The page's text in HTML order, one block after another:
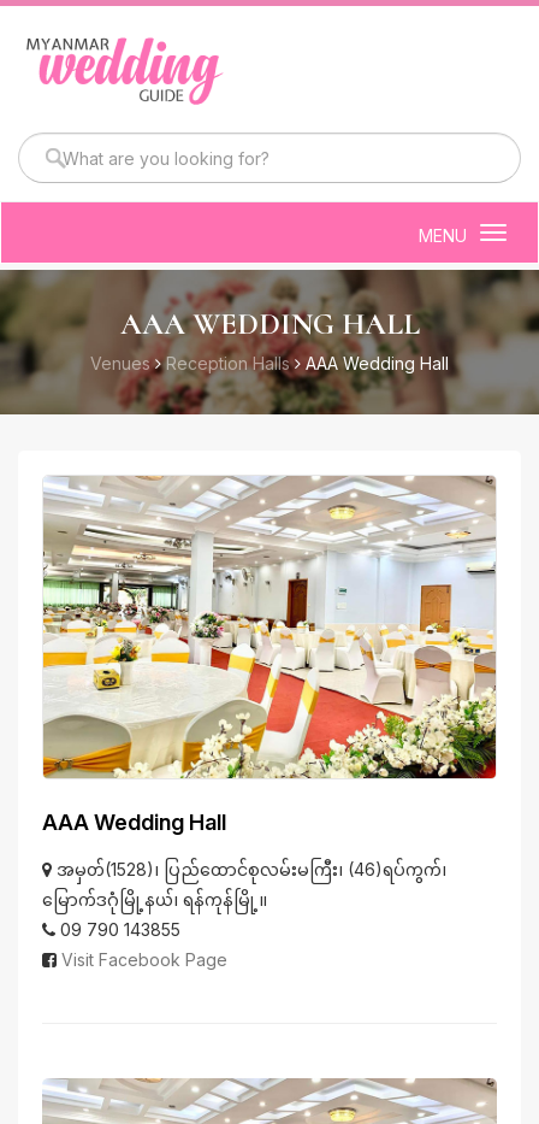
MENU
AAA WEDDING HALL
Venues Reception Halls AAA Wedding Hall
AAA Wedding Hall
အမှတ်(1528)၊ ပြည်ထောင်စုလမ်းမကြီး၊ (46)ရပ်ကွက်၊
မြောက်ဒဂုံမြို့နယ်၊ ရန်ကုန်မြို့။
09 790 143855
Visit Facebook Page